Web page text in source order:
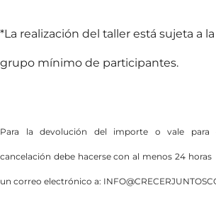
*La realización del taller está sujeta a
grupo mínimo de participantes.
Para la devolución del importe o vale para
cancelación debe hacerse con al menos 24 horas
un correo electrónico a: